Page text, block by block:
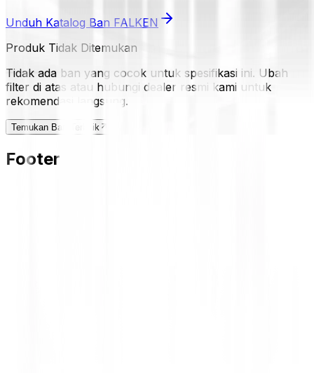
Unduh Katalog Ban FALKEN
Produk Tidak Ditemukan
Tidak ada ban yang cocok untuk spesifikasi ini. Ubah
filter di atas atau hubungi dealer resmi kami untuk
rekomendasi langsung.
Temukan Ban Terbaik
Footer